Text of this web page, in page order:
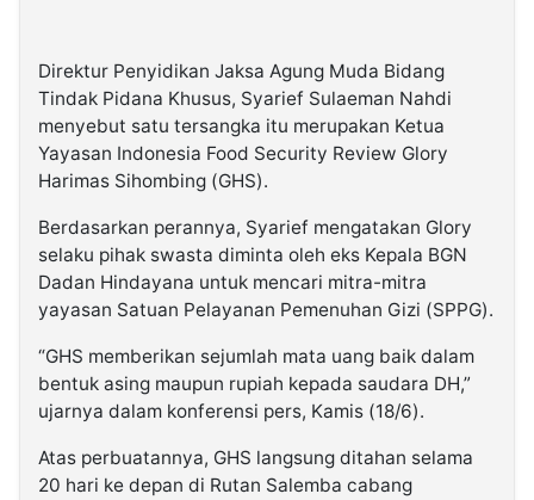
Direktur Penyidikan Jaksa Agung Muda Bidang
Tindak Pidana Khusus, Syarief Sulaeman Nahdi
menyebut satu tersangka itu merupakan Ketua
Yayasan Indonesia Food Security Review Glory
Harimas Sihombing (GHS).
Berdasarkan perannya, Syarief mengatakan Glory
selaku pihak swasta diminta oleh eks Kepala BGN
Dadan Hindayana untuk mencari mitra-mitra
yayasan Satuan Pelayanan Pemenuhan Gizi (SPPG).
“GHS memberikan sejumlah mata uang baik dalam
bentuk asing maupun rupiah kepada saudara DH,”
ujarnya dalam konferensi pers, Kamis (18/6).
Atas perbuatannya, GHS langsung ditahan selama
20 hari ke depan di Rutan Salemba cabang